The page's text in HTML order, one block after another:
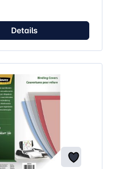
Details